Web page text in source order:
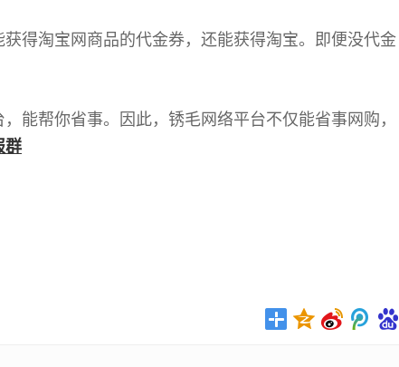
得淘宝网商品的代金券，还能获得淘宝。即便没代金
能帮你省事。因此，锈毛网络平台不仅能省事网购，
群